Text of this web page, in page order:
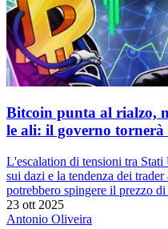
Bitcoin punta al rialzo,
le ali: il governo tornerà
L'escalation di tensioni tra
sui dazi e la tendenza dei
potrebbero spingere il prezzo
23 ott 2025
Antonio Oliveira